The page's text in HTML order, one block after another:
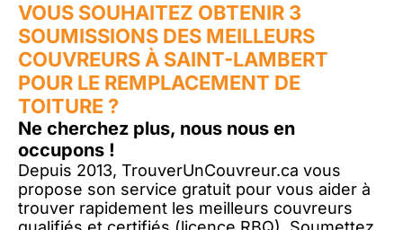
VOUS SOUHAITEZ OBTENIR 3
SOUMISSIONS DES MEILLEURS
COUVREURS À SAINT-LAMBERT
POUR LE REMPLACEMENT DE
TOITURE ?
Ne cherchez plus, nous nous en
occupons !
Depuis 2013, TrouverUnCouvreur.ca vous
propose son service gratuit pour vous aider à
trouver rapidement les meilleurs couvreurs